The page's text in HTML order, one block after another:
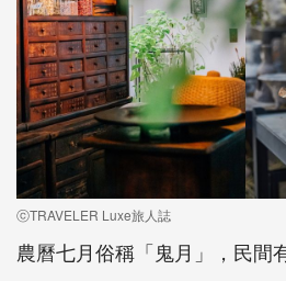
ⓒTRAVELER Luxe旅人誌
農曆七月俗稱「鬼月」，民間